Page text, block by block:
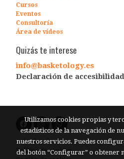
Cursos
Eventos
Consultoría
Área de vídeos
Quizás te interese
info@basketology.es
Declaración de accesibilidad
Aviso legal
Política de cookies
Utilizamos cookies propias y
estadísticos de la navegación de
nuestros servicios. Puedes
del botón “Configurar” o obtener